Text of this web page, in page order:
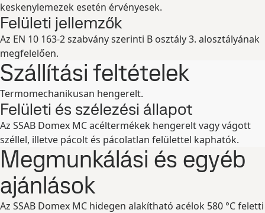
keskenylemezek esetén érvényesek.
Felületi jellemzők
Az EN 10 163-2 szabvány szerinti B osztály 3. alosztályának
megfelelően.
Szállítási feltételek
Termomechanikusan hengerelt.
Felületi és szélezési állapot
Az SSAB Domex MC acéltermékek hengerelt vagy vágott
széllel, illetve pácolt és pácolatlan felülettel kaphatók.
Megmunkálási és egyéb
ajánlások
Az SSAB Domex MC hidegen alakítható acélok 580 °C feletti